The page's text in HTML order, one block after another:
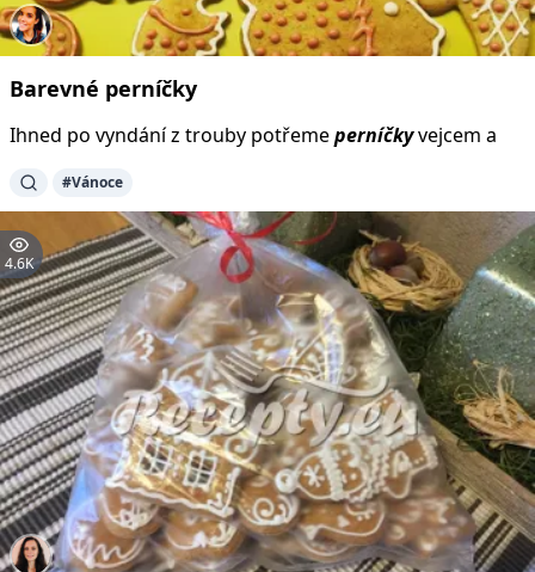
Barevné perníčky
Ihned po vyndání z trouby potřemeperníčkyvejcem a
#Vánoce
4.6K